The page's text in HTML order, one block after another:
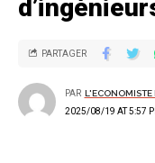
2025/08/19 AT 5:57
PAR L'ECONOMISTE
PARTAGER